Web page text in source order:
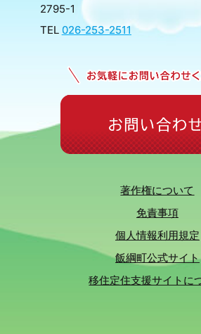
2795-1
TEL 026-253-2511
著作権について
免責事項
個人情報利用規定
飯綱町公式サイト
移住定住支援サイトに